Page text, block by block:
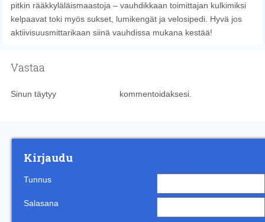
pitkin rääkkyläläismaastoja – vauhdikkaan toimittajan kulkimiksi
kelpaavat toki myös sukset, lumikengät ja velosipedi. Hyvä jos
aktiivisuusmittarikaan siinä vauhdissa mukana kestää!
Vastaa
Sinun täytyy kommentoidaksesi.
Kirjaudu
Tunnus
Salasana